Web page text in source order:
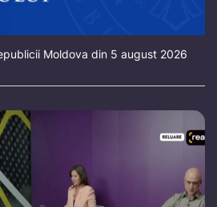
Moldova din 5 august 2026